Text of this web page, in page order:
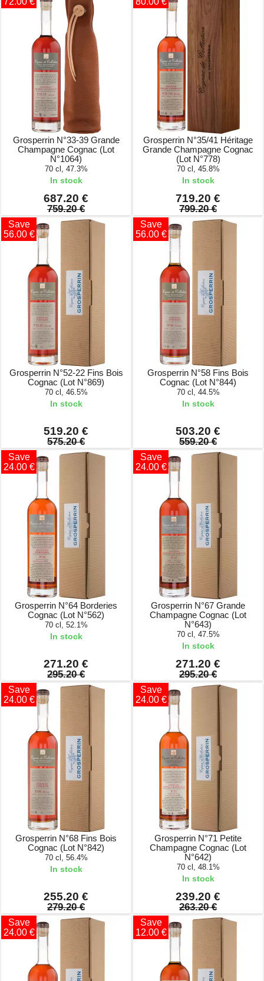
Grosperrin N°33-39 Grande
Champagne Cognac (Lot
N°1064)
70 cl, 47.3%
In stock
687.20 €
759.20 €
Grosperrin N°35/41 Héritage
Grande Champagne Cognac
(Lot N°778)
70 cl, 45.8%
In stock
719.20 €
799.20 €
Save
56.00 €
Grosperrin N°52-22 Fins Bois
Cognac (Lot N°869)
70 cl, 46.5%
In stock
519.20 €
575.20 €
Save
56.00 €
Grosperrin N°58 Fins Bois
Cognac (Lot N°844)
70 cl, 44.5%
In stock
503.20 €
559.20 €
Save
24.00 €
Grosperrin N°64 Borderies
Cognac (Lot N°562)
70 cl, 52.1%
In stock
271.20 €
295.20 €
Save
24.00 €
Grosperrin N°67 Grande
Champagne Cognac (Lot
N°643)
70 cl, 47.5%
In stock
271.20 €
295.20 €
Save
24.00 €
Grosperrin N°68 Fins Bois
Cognac (Lot N°842)
70 cl, 56.4%
In stock
255.20 €
279.20 €
Save
24.00 €
Grosperrin N°71 Petite
Champagne Cognac (Lot
N°642)
70 cl, 48.1%
In stock
239.20 €
263.20 €
Save
24.00 €
Save
12.00 €